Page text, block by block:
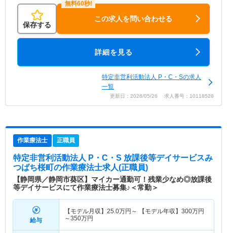
保存する
この求人を問い合わせる
詳細を見る
特定非営利活動法人 P・C・Sの求人
一覧
更新日：2026/05/26 求人番号：10118528
作業療法士 正職員
特定非営利活動法人 P・C・S 放課後等デイサービスみ
つばち桜町 の作業療法士求人(正職員)
【静岡県／静岡市葵区】マイカー通勤可！残業少なめ◎放課後
等デイサービスにて作業療法士募集♪＜常勤＞
給与
【モデル月収】 25.0万円～ 【モデル年収】 300万円
～350万円